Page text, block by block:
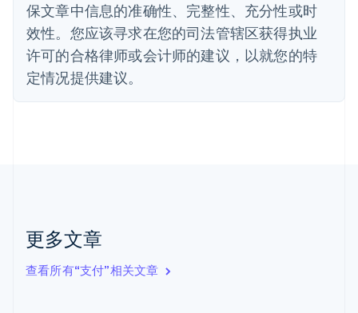
保文章中信息的准确性、完整性、充分性或时
效性。您应该寻求在您的司法管辖区获得执业
许可的合格律师或会计师的建议，以就您的特
定情况提供建议。
更多文章
查看所有“支付”相关文章
English
德国
Deutsch English
法国
FrançaisEnglish
芬兰
克罗地亚
EnglishItaliano
拉脱维亚
English